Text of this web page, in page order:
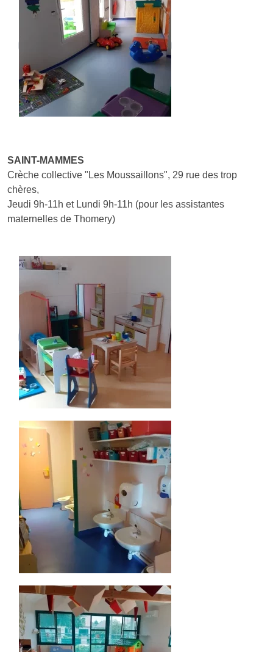
SAINT-MAMMES
Crèche collective "Les Moussaillons", 29 rue des trop
chères,
Jeudi 9h-11h et Lundi 9h-11h (pour les assistantes
maternelles de Thomery)